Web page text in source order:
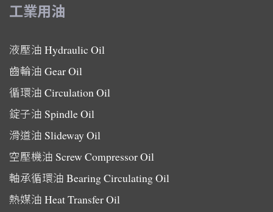
工業用油
液壓油 Hydraulic Oil
齒輪油 Gear Oil
循環油 Circulation Oil
錠子油 Spindle Oil
滑道油 Slideway Oil
空壓機油 Screw Compressor Oil
軸承循環油 Bearing Circulating Oil
熱媒油 Heat Transfer Oil